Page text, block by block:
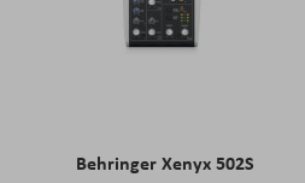
Behringer Xenyx 502S